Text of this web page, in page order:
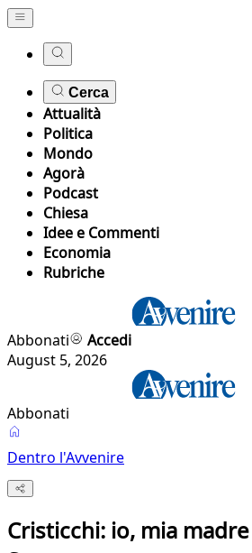
Cerca
Attualità
Politica
Mondo
Agorà
Podcast
Chiesa
Idee e Commenti
Economia
Rubriche
Abbonati
Accedi
August 5, 2026
Abbonati
Dentro l'Avvenire
Cristicchi: io, mia